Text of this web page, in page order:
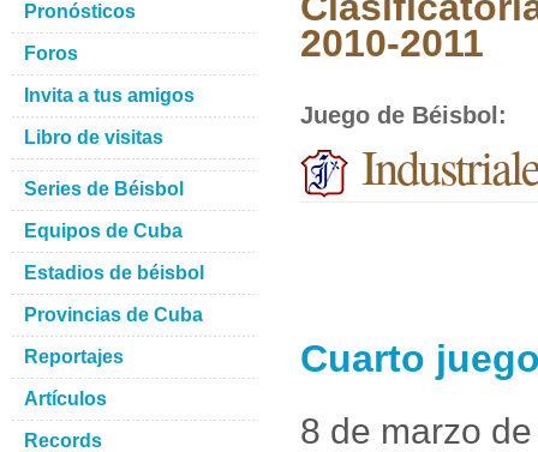
2010-2011
Juego de Béisbol :
Cuarto
8 de marzo
Pronósticos
Foros
Invita a tus amigos
Libro de visitas
Series de Béisbol
Equipos de Cuba
Estadios de béisbol
Provincias de Cuba
Reportajes
Artículos
Records